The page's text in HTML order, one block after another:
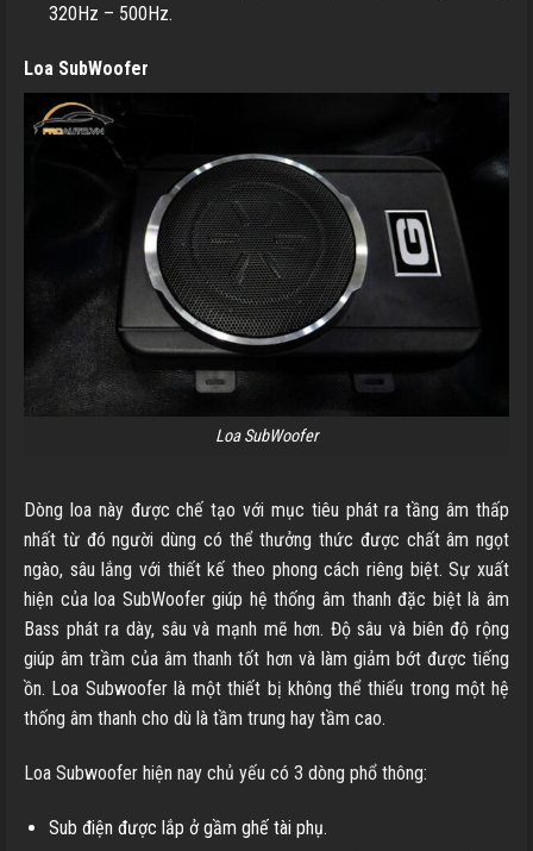
320Hz – 500Hz.
Loa SubWoofer
Loa SubWoofer
Dòng loa này được chế tạo với mục tiêu phát ra tầng âm thấp
nhất từ đó người dùng có thể thưởng thức được chất âm ngọt
ngào, sâu lắng với thiết kế theo phong cách riêng biệt. Sự xuất
hiện của loa SubWoofer giúp hệ thống âm thanh đặc biệt là âm
Bass phát ra dày, sâu và mạnh mẽ hơn. Độ sâu và biên độ rộng
giúp âm trầm của âm thanh tốt hơn và làm giảm bớt được tiếng
ồn. Loa Subwoofer là một thiết bị không thể thiếu trong một hệ
thống âm thanh cho dù là tầm trung hay tầm cao.
Loa Subwoofer hiện nay chủ yếu có 3 dòng phổ thông:
Sub điện được lắp ở gầm ghế tài phụ.